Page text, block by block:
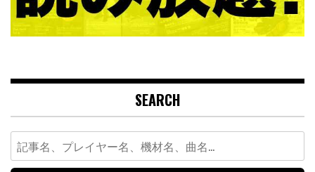
SEARCH
Search
for: